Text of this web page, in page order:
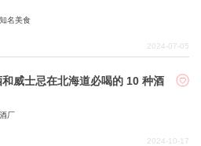
名美食
2024-07-05
和威士忌在北海道必喝的 10 种酒
厂
2024-10-17